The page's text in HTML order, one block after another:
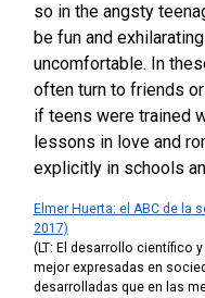
so in the angsty
be fun and
uncomfortable. In
often turn to friends
if teens were trained
lessons in love and
explicitly in schools
Elmer Huerta: el ABC de la
2017)
(LT: El desarrollo científico
mejor expresadas en
desarrolladas que en las